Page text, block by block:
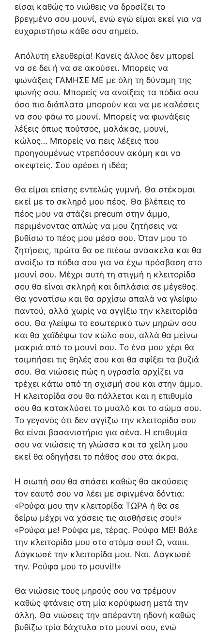
είσαι καθώς το νιώθεις να δροσίζει το
βρεγμένο σου μουνί, ενώ εγώ είμαι εκεί για να
ευχαριστήσω κάθε σου σημείο.
Απόλυτη ελευθερία! Κανείς άλλος δεν μπορεί
να σε δει ή να σε ακούσει. Μπορείς να
φωνάξεις ΓΑΜΗΣΕ ΜΕ με όλη τη δύναμη της
φωνής σου. Μπορείς να ανοίξεις τα πόδια σου
όσο πιο διάπλατα μπορούν και να με καλέσεις
να σου φάω το μουνί. Μπορείς να φωνάξεις
λέξεις όπως πούτσος, μαλάκας, μουνί,
κώλος… Μπορείς να πεις λέξεις που
προηγουμένως ντρεπόσουν ακόμη και να
σκεφτείς. Σου αρέσει η ιδέα;
Θα είμαι επίσης εντελώς γυμνή. Θα στέκομαι
εκεί με το σκληρό μου πέος. Θα βλέπεις το
πέος μου να στάζει precum στην άμμο,
περιμένοντας απλώς να μου ζητήσεις να
βυθίσω το πέος μου μέσα σου. Όταν μου το
ζητήσεις, πρώτα θα σε πιέσω ανάσκελα και θα
ανοίξω τα πόδια σου για να έχω πρόσβαση στο
μουνί σου. Μέχρι αυτή τη στιγμή η κλειτορίδα
σου θα είναι σκληρή και διπλάσια σε μέγεθος.
Θα γονατίσω και θα αρχίσω απαλά να γλείφω
παντού, αλλά χωρίς να αγγίξω την κλειτορίδα
σου. Θα γλείψω το εσωτερικό των μηρών σου
και θα χαϊδέψω τον κώλο σου, αλλά θα μείνω
μακριά από το μουνί σου. Το ένα μου χέρι θα
τσιμπήσει τις θηλές σου και θα σφίξει τα βυζιά
σου. Θα νιώσεις πώς η υγρασία αρχίζει να
τρέχει κάτω από τη σχισμή σου και στην άμμο.
Η κλειτορίδα σου θα πάλλεται και η επιθυμία
σου θα κατακλύσει το μυαλό και το σώμα σου.
Το γεγονός ότι δεν αγγίζω την κλειτορίδα σου
θα είναι βασανιστήριο για σένα. Η επιθυμία
σου να νιώσεις τη γλώσσα και τα χείλη μου
εκεί θα οδηγήσει το πάθος σου στα άκρα.
Η σιωπή σου θα σπάσει καθώς θα ακούσεις
τον εαυτό σου να λέει με σφιγμένα δόντια:
«Ρούφα μου την κλειτορίδα ΤΩΡΑ ή θα σε
δείρω μέχρι να χάσεις τις αισθήσεις σου!»
«Ρούφα με! Ρούφα με, τέρας. Ρούφα ΜΕ! Βάλε
την κλειτορίδα μου στο στόμα σου! Ω, ναιιιι.
Δάγκωσέ την κλειτορίδα μου. Ναι. Δάγκωσέ
την. Ρούφα μου το μουνί!!»
Θα νιώσεις τους μηρούς σου να τρέμουν
καθώς φτάνεις στη μία κορύφωση μετά την
άλλη. Θα νιώσεις την απέραντη ηδονή καθώς
βυθίζω τρία δάχτυλα στο μουνί σου, ενώ